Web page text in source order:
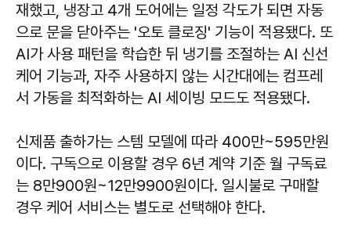
재했고, 냉장고 4개 도어에는 일정 각도가 되면 자동
으로 문을 닫아주는 '오토 클로징' 기능이 적용됐다. 또
AI가 사용 패턴을 학습한 뒤 냉기를 조절하는 AI 신선
케어 기능과, 자주 사용하지 않는 시간대에는 컴프레
서 가동을 최적화하는 AI 세이빙 모드도 적용됐다.
신제품 출하가는 스템 모델에 따라 400만~595만원
이다. 구독으로 이용할 경우 6년 계약 기준 월 구독료
는 8만900원~12만9900원이다. 일시불로 구매할
경우 케어 서비스는 별도로 선택해야 한다.